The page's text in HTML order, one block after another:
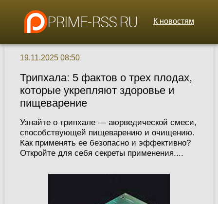
К новостям
19.11.2025 08:50
Трипхала: 5 фактов о трех плодах,
которые укрепляют здоровье и
пищеварение
Узнайте о трипхале — аюрведической смеси,
способствующей пищеварению и очищению.
Как применять ее безопасно и эффективно?
Откройте для себя секреты применения....